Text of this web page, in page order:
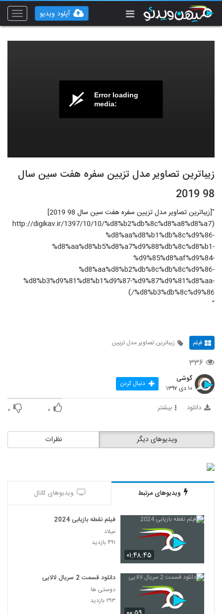
Toggle
آپلود ویدیو
Error loading
media:
زیباترین تصاویر مدل تزیین سفره هفت سین سال
98 2019
"[زیباترین تصاویر مدل تزیین سفره هفت سین سال 98 2019]
(http://digikav.ir/1397/10/10/%d8%b2%db%8c%d8%a8%d8%a7
%d8%aa%d8%b1%db%8c%d9%86-
%d8%aa%d8%b5%d8%a7%d9%88%db%8c%d8%b1-
%d9%85%d8%af%d9%84-
%d8%aa%d8%b2%db%8c%db%8c%d9%86-
%d8%b3%d9%81%d8%b1%d9%87-%d9%87%d9%81%d8%aa-
%d8%b3%db%8c%d9%86/)
"
فیلم زیباترین تصاویر مدل تزیین
۳۳۶
گوشی
۱۰ دی ۱۳۹۷ دنبال کردن
دانلود بیشتر ۰ ۰
نظرات ویدیوهای دیگر
ویدیوهای مرتبط ویدیوهای کانال
۰۱:۴۸:۴۵
فیلم نقطه بازیابی 2024
میلاد
۴۹۱ بازدید
دانلود قسمت 2 سریال لالایی
دوستی ها
۲۹۳ بازدید